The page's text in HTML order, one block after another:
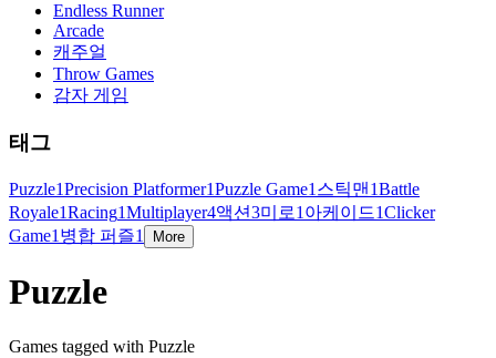
Endless Runner
Arcade
캐주얼
Throw Games
감자 게임
태그
Puzzle1Precision Platformer1Puzzle Game1 스틱맨 1Battle
Royale1Racing1Multiplayer4액션3미로1 아케이드1Clicker
Game1 병합 퍼즐1 More
Puzzle
Games tagged with Puzzle